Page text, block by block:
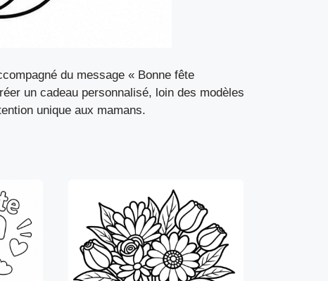
du message « Bonne fête
un cadeau personnalisé, loin des modèles
unique aux mamans.